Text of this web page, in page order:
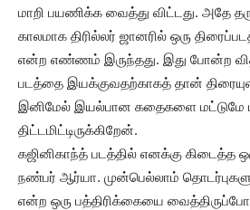
மாறி பயணிக்க வைத்து விட்டது. அதே
காலமாக திரில்லர் ஜானரில் ஒரு
என்ற எண்ணம் இருந்தது. இது போன்ற
படத்தை இயக்குவதற்காகத் தான்
இனிமேல் இயல்பான கதைகளை மட்டுமே
திட்டமிட்டிருக்கிறேன்.
கஜினிகாந்த் படத்தில் எனக்கு கிடைத்த
நண்பர் ஆர்யா. முன்பெல்லாம்
என்ற ஒரு பத்திரிக்கையை